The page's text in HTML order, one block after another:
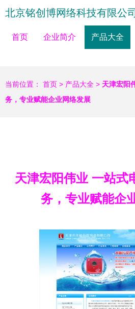
北京铭创博网络科技有限公司
首页 企业简介 产品大全
当前位置： 首页 > 产品大全 > 天津宏阳
务，专业赋能企业网络发展
天津宏阳伟业 一站式
务，专业赋能企